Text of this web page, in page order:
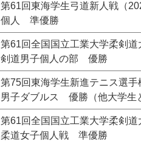
第61回東海学生弓道新人戦（
個人 準優勝
第61回全国国立工業大学柔剣道
剣道男子個人の部 優勝
第75回東海学生新進テニス選手
男子ダブルス 優勝（他大学生
第61回全国国立工業大学柔剣道
柔道女子個人戦 準優勝